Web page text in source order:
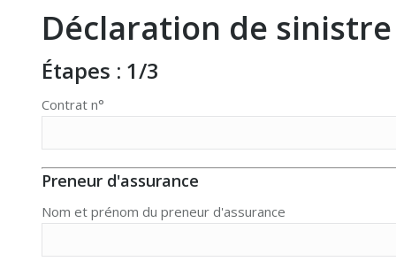
Déclaration de
Étapes : 1/3
Contrat n°
Preneur d'assurance
Nom et prénom du preneur d'assurance